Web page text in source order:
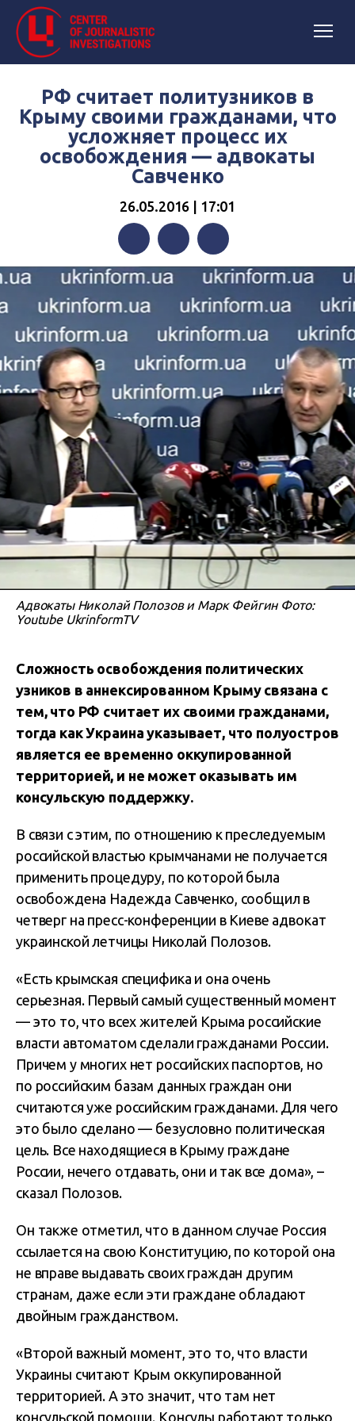
РФ считает политузников в
Крыму своими гражданами, что
усложняет процесс их
освобождения — адвокаты
Савченко
26.05.2016 | 17:01
FacebookTwitterTelegram
Адвокаты Николай Полозов и Марк Фейгин Фото:
Youtube UkrinformTV
Сложность освобождения политических
узников в аннексированном Крыму связана с
тем, что РФ считает их своими гражданами,
тогда как Украина указывает, что полуостров
является ее временно оккупированной
территорией, и не может оказывать им
консульскую поддержку.
В связи с этим, по отношению к преследуемым
российской властью крымчанами не получается
применить процедуру, по которой была
освобождена Надежда Савченко, сообщил в
четверг на пресс-конференции в Киеве адвокат
украинской летчицы Николай Полозов.
«Есть крымская специфика и она очень
серьезная. Первый самый существенный момент
— это то, что всех жителей Крыма российские
власти автоматом сделали гражданами России.
Причем у многих нет российских паспортов, но
по российским базам данных граждан они
считаются уже российским гражданами. Для чего
это было сделано — безусловно политическая
цель. Все находящиеся в Крыму граждане
России, нечего отдавать, они и так все дома», –
сказал Полозов.
Он также отметил, что в данном случае Россия
ссылается на свою Конституцию, по которой она
не вправе выдавать своих граждан другим
странам, даже если эти граждане обладают
двойным гражданством.
«Второй важный момент, это то, что власти
Украины считают Крым оккупированной
территорией. А это значит, что там нет
консульской помощи. Консулы работают только